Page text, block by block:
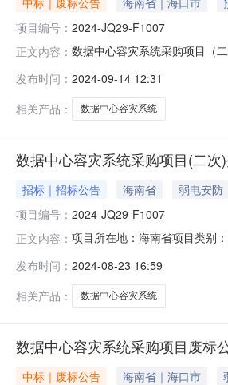
项目编号： 2024-JQ29-F1007
正文内容： 数据中心容灾系统采购项目（
编号：2024-JQ29-F1007三、
方在30日内完成
发布时间： 2024-09-14 12:31
相关产品：
数据中心容灾系统
数据中心容灾系统采购项目(二
招标｜招标公告 海南省 弱电安防
项目编号： 2024-JQ29-F1007
正文内容： 项目所在地：海南省项目类别
海南省海口市合同生效后，中
标供应商应当对所投项目
发布时间： 2024-08-23 16:59
相关产品：
数据中心容灾系统
数据中心容灾系统采购项目废标
中标｜废标公告 海南省｜海口市